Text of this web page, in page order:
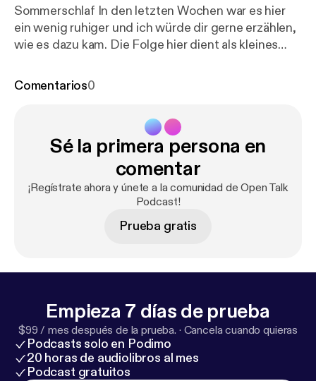
Sommerschlaf In den letzten Wochen war es hier
ein wenig ruhiger und ich würde dir gerne erzählen,
wie es dazu kam. Die Folge hier dient als kleines
RUND UM DEN PODCAST: Instagram:
[mail@opentalkpodcast.com] Website:
opentalkpodcast.de [https://www.opentalkpodcast.
Comentarios0
Sé la primera persona en
comentar
¡Regístrate ahora y únete a la comunidad de Open Talk
Podcast!
Prueba gratis
Empieza 7 días de prueba
$99 / mes después de la prueba. · Cancela cuando quieras
Podcasts solo en Podimo
20 horas de audiolibros al mes
Podcast gratuitos